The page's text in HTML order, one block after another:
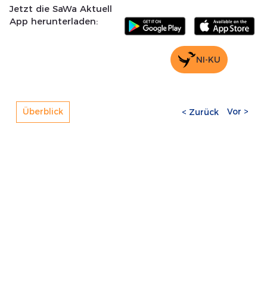
Jetzt die SaWa Aktuell
App herunterladen:
NI-KU
Überblick < Zurück Vor >